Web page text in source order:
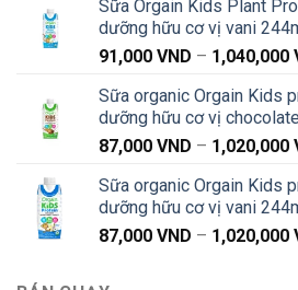
Sữa Orgain Kids Plant
dưỡng hữu cơ vị vani
91,000 VND – 1,040,000
Sữa organic Orgain Kids
dưỡng hữu cơ vị
87,000 VND – 1,020,000
Sữa organic Orgain Kids
dưỡng hữu cơ vị vani
87,000 VND – 1,020,000